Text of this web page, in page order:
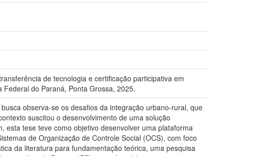
de tecnologia e certificação participativa em
do Paraná, Ponta Grossa, 2025.
observa-se os desafios da integração urbano-rural, que
suscitou o desenvolvimento de uma solução
esta tese teve como objetivo desenvolver uma plataforma
de Organização de Controle Social (OCS), com foco
da literatura para fundamentação teórica, uma pesquisa